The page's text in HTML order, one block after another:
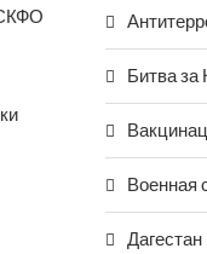
Битва за
Военная
Дагестан